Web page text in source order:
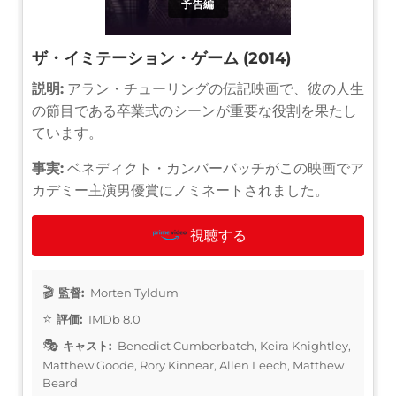
予告編
ザ・イミテーション・ゲーム (2014)
説明: アラン・チューリングの伝記映画で、彼の人生
の節目である卒業式のシーンが重要な役割を果たし
ています。
事実: ベネディクト・カンバーバッチがこの映画でア
カデミー主演男優賞にノミネートされました。
視聴する
監督: Morten Tyldum
評価: IMDb 8.0
キャスト: Benedict Cumberbatch, Keira Knightley,
Matthew Goode, Rory Kinnear, Allen Leech, Matthew
Beard